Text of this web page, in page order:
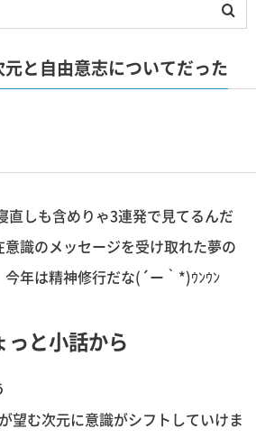
と自由意志についてだった
直しも含めりゃ3連発で見てるんだ
識のメッセージを受け取れた夢の
年は精神修行だな(´ー｀*)ｳﾝｳﾝ
っと小話から
望む次元に意識がシフトしていけま